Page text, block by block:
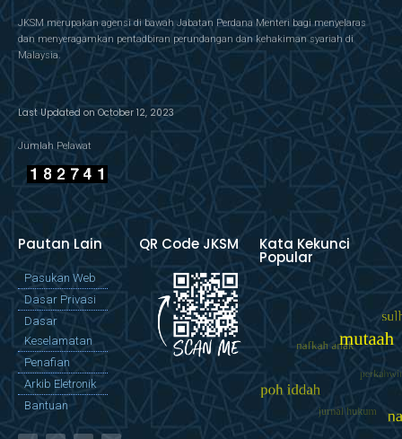
JKSM merupakan agensi di bawah Jabatan Perdana Menteri bagi menyelaras
dan menyeragamkan pentadbiran perundangan dan kehakiman syariah di
Malaysia.
Last Updated on October 12, 2023
Jumlah Pelawat
Pautan Lain
Pasukan Web
Dasar Privasi
Dasar
Keselamatan
Penafian
Arkib Eletronik
Bantuan
QR Code JKSM Kata Kekunci
Popular